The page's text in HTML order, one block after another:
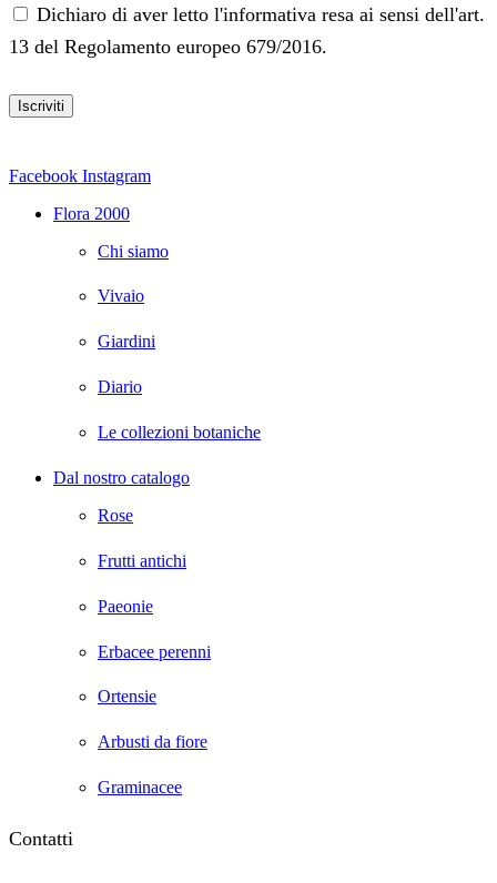
Dichiaro di aver letto l'informativa resa ai sensi dell'art.
13 del Regolamento europeo 679/2016.
Facebook Instagram
Flora 2000
Chi siamo
Vivaio
Giardini
Diario
Le collezioni botaniche
Dal nostro catalogo
Rose
Frutti antichi
Paeonie
Erbacee perenni
Ortensie
Arbusti da fiore
Graminacee
Contatti